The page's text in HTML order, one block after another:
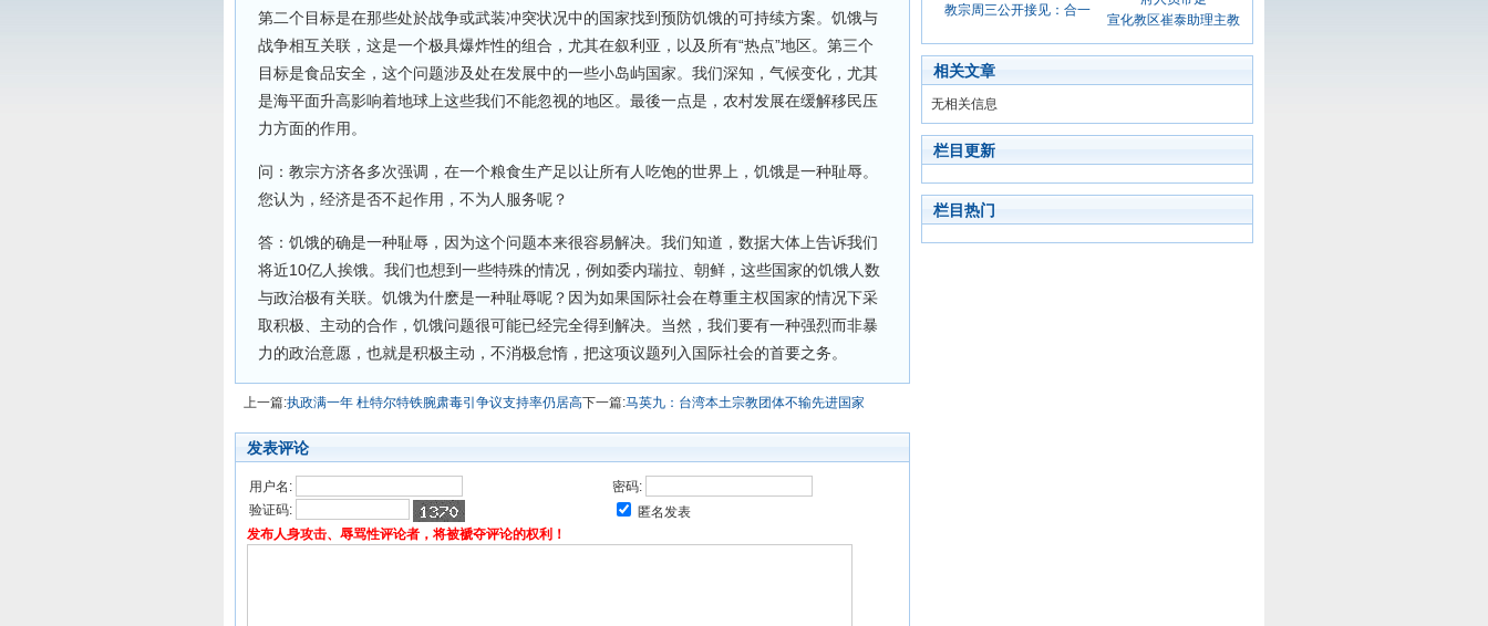
第二个目标是在那些处於战争或武装冲突状况中的国家找到预防饥饿的可持续方案。饥饿与
战争相互关联，这是一个极具爆炸性的组合，尤其在叙利亚，以及所有“热点”地区。第三个
目标是食品安全，这个问题涉及处在发展中的一些小岛屿国家。我们深知，气候变化，尤其
是海平面升高影响着地球上这些我们不能忽视的地区。最後一点是，农村发展在缓解移民压
力方面的作用。
问：教宗方济各多次强调，在一个粮食生产足以让所有人吃饱的世界上，饥饿是一种耻辱。
您认为，经济是否不起作用，不为人服务呢？
答：饥饿的确是一种耻辱，因为这个问题本来很容易解决。我们知道，数据大体上告诉我们
将近10亿人挨饿。我们也想到一些特殊的情况，例如委内瑞拉、朝鲜，这些国家的饥饿人数
与政治极有关联。饥饿为什麽是一种耻辱呢？因为如果国际社会在尊重主权国家的情况下采
取积极、主动的合作，饥饿问题很可能已经完全得到解决。当然，我们要有一种强烈而非暴
力的政治意愿，也就是积极主动，不消极怠惰，把这项议题列入国际社会的首要之务。
上一篇:执政满一年 杜特尔特铁腕肃毒引争议支持率仍居高下一篇:马英九：台湾本土宗教团体不输先进国家
发表评论
用户名:
密码:
验证码:
匿名发表
发布人身攻击、辱骂性评论者，将被褫夺评论的权利！
教宗周三公开接见：合一
宣化教区崔泰助理主教
相关文章
无相关信息
栏目更新
栏目热门